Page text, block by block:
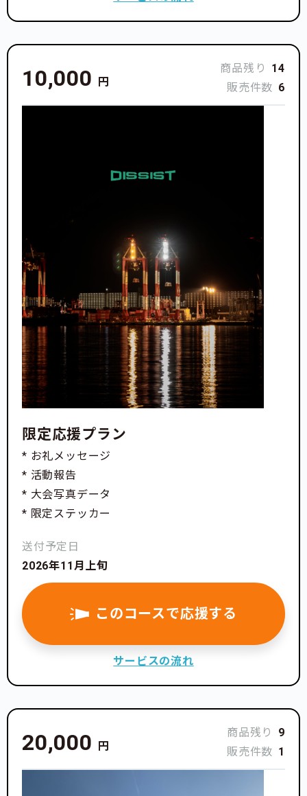
10,000 円
商品残り
14
販売件数 6
限定応援プラン
* お礼メッセージ
* 活動報告
* 大会写真データ
* 限定ステッカー
送付予定日
2026年11月上旬
このコースで応援する
サービスの流れ
20,000 円
商品残り
9
販売件数 1